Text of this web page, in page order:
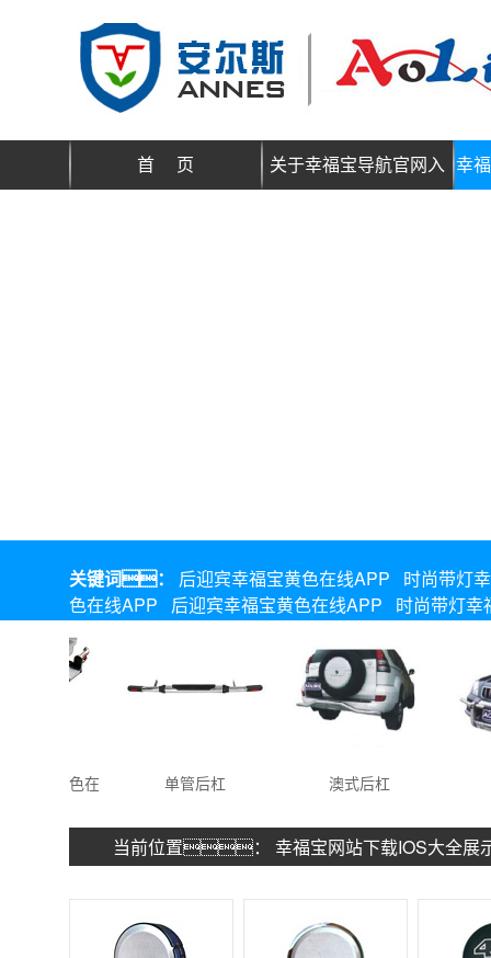
首 页 关于幸福宝导航官网入 幸
关键词： 后迎宾幸福宝黄色在线APP
时尚带灯
色在线APP
后迎宾幸福宝黄色在线APP 时尚带灯幸
福宝黄色在
单管后杠 澳式后杠
当前位置： 幸福宝网站下载IOS大全展